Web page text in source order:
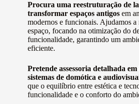
Procura uma reestruturação de
transformar espaços antigosem
modernos e funcionais. Ajudamos a
espaço, focando na otimização do
funcionalidade, garantindo um
eficiente.
Pretende assessoria detalhada
sistemas de domótica e
que o equilíbrio entre estética e
funcionalidade e o conforto do